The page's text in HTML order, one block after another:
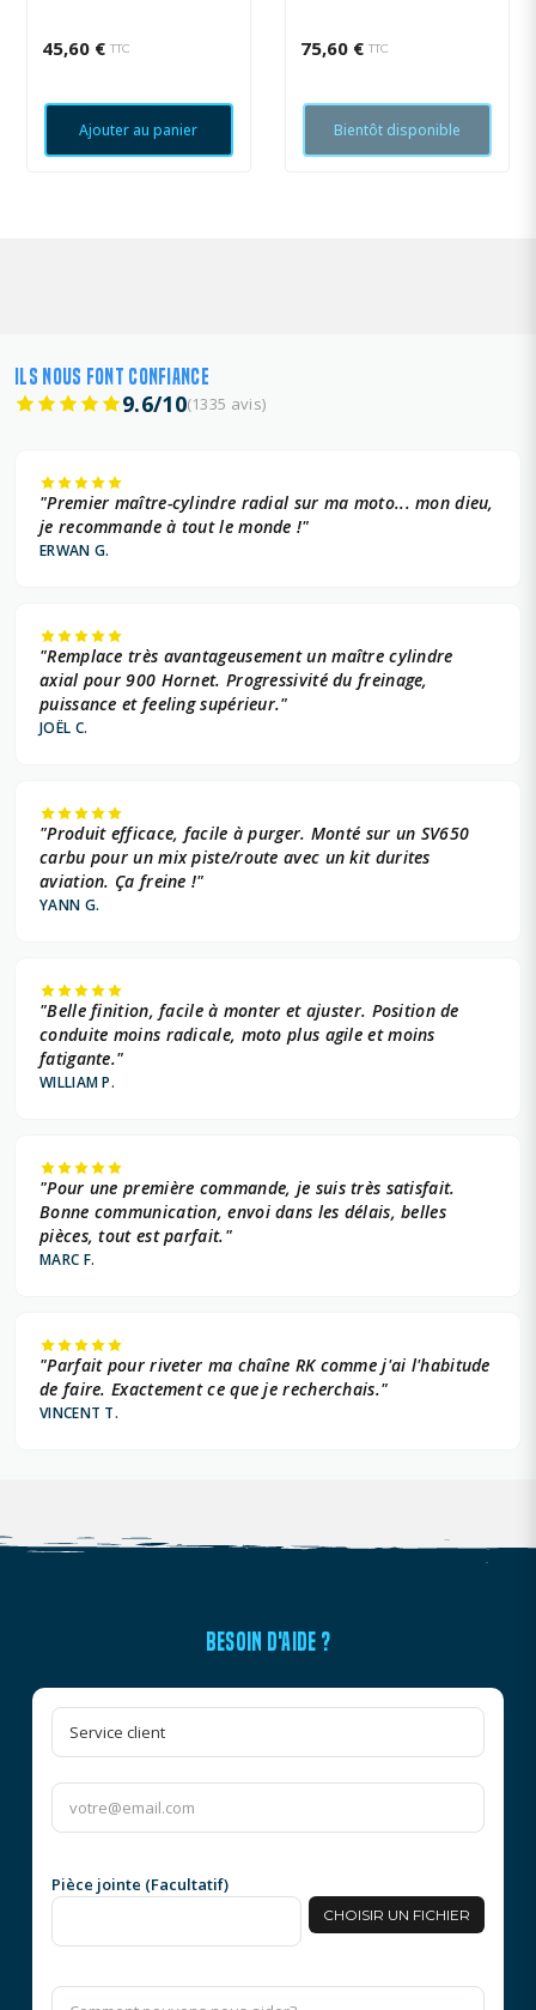
45,60 € TTC
Ajouter au panier
75,60 € TTC
Bientôt disponible
ILS NOUS FONT CONFIANCE
9.6/10(1335 avis)
"Premier maître-cylindre radial sur ma moto... mon dieu,
je recommande à tout le monde !"
ERWAN G.
"Remplace très avantageusement un maître cylindre
axial pour 900 Hornet. Progressivité du freinage,
puissance et feeling supérieur."
JOËL C.
"Produit efficace, facile à purger. Monté sur un SV650
carbu pour un mix piste/route avec un kit durites
aviation. Ça freine !"
YANN G.
"Belle finition, facile à monter et ajuster. Position de
conduite moins radicale, moto plus agile et moins
fatigante."
WILLIAM P.
"Pour une première commande, je suis très satisfait.
Bonne communication, envoi dans les délais, belles
pièces, tout est parfait."
MARC F.
"Parfait pour riveter ma chaîne RK comme j'ai l'habitude
de faire. Exactement ce que je recherchais."
VINCENT T.
BESOIN D'AIDE ?
Pièce jointe (Facultatif)
CHOISIR UN FICHIER